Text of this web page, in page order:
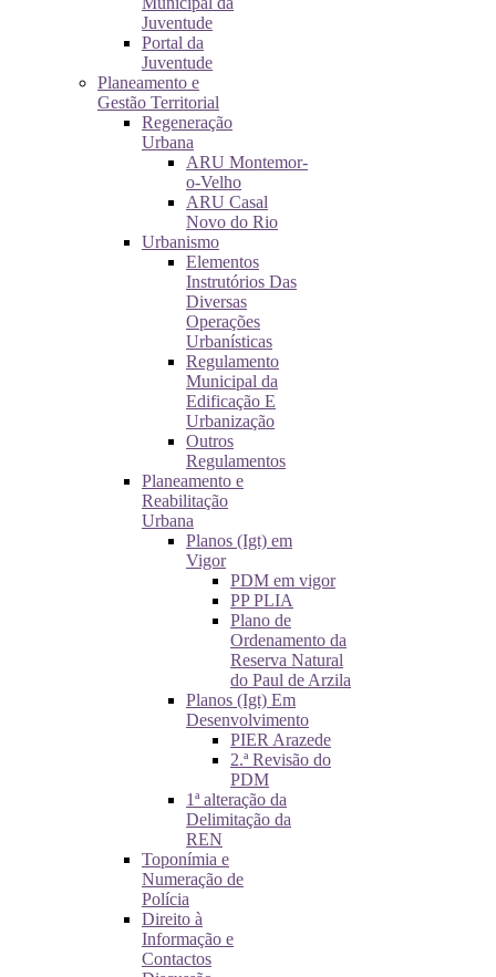
Juventude
Portal da
Juventude
Planeamento e
Gestão Territorial
Regeneração
Urbana
ARU Montemor-
o-Velho
ARU Casal
Novo do Rio
Urbanismo
Elementos
Instrutórios Das
Diversas
Operações
Urbanísticas
Regulamento
Municipal da
Edificação E
Urbanização
Outros
Regulamentos
Planeamento e
Reabilitação
Urbana
Planos (Igt) em
Vigor
PDM em vigor
PP PLIA
Plano de
Ordenamento da
Reserva Natural
do Paul de Arzila
Planos (Igt) Em
Desenvolvimento
PIER Arazede
2.ª Revisão do
PDM
1ª alteração da
Delimitação da
REN
Toponímia e
Numeração de
Polícia
Direito à
Informação e
Contactos